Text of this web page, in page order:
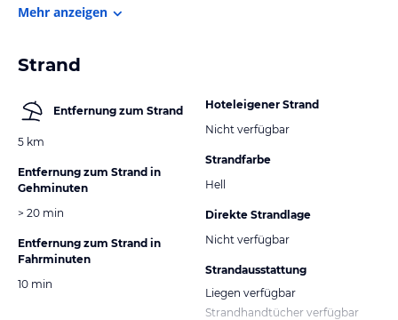
Mehr anzeigen
Strand
Entfernung zum Strand
5 km
Entfernung zum Strand in
Gehminuten
> 20 min
Entfernung zum Strand in
Fahrminuten
10 min
Hoteleigener Strand
Nicht verfügbar
Strandfarbe
Hell
Direkte Strandlage
Nicht verfügbar
Strandausstattung
Liegen verfügbar
Strandhandtücher verfügbar